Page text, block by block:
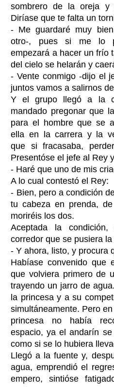
sombrero de la oreja y
Diríase que te falta un
- Me guardaré muy
otro-, pues si me lo
empezará a hacer un frío
del cielo se helarán y
- Vente conmigo -dijo el
juntos vamos a salirnos
Y el grupo llegó a la
mandado pregonar que
para el hombre que se
ella en la carrera y la
que si fracasaba,
Presentóse el jefe al Rey
- Haré que uno de mis
A lo cual contestó el Rey:
- Bien, pero a condición
tu cabeza en prenda,
moriréis los dos.
Aceptada la
corredor que se pusiera
- Y ahora, listo, y procura
Habíase convenido que
que volviera primero de
trayendo un jarro de
la princesa y a su
simultáneamente. Pero
princesa no había
espacio, ya el andarín
como si se lo hubiera
Llegó a la fuente y,
agua, emprendió el
empero, sintióse